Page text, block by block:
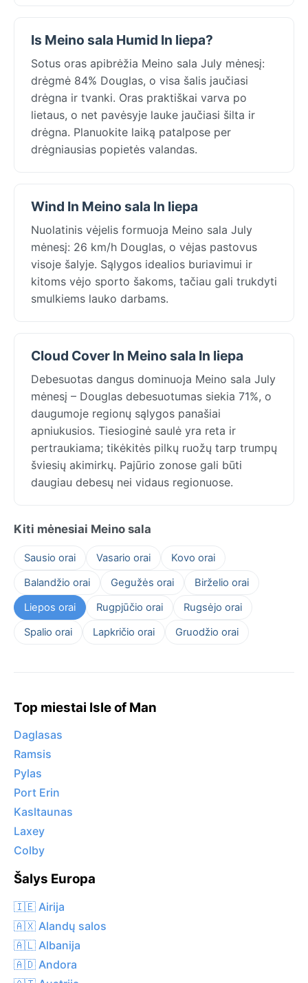
Is Meino sala Humid In liepa?
Sotus oras apibrėžia Meino sala July mėnesį:
drėgmė 84% Douglas, o visa šalis jaučiasi
drėgna ir tvanki. Oras praktiškai varva po
lietaus, o net pavėsyje lauke jaučiasi šilta ir
drėgna. Planuokite laiką patalpose per
drėgniausias popietės valandas.
Wind In Meino sala In liepa
Nuolatinis vėjelis formuoja Meino sala July
mėnesį: 26 km/h Douglas, o vėjas pastovus
visoje šalyje. Sąlygos idealios buriavimui ir
kitoms vėjo sporto šakoms, tačiau gali trukdyti
smulkiems lauko darbams.
Cloud Cover In Meino sala In liepa
Debesuotas dangus dominuoja Meino sala July
mėnesį – Douglas debesuotumas siekia 71%, o
daugumoje regionų sąlygos panašiai
apniukusios. Tiesioginė saulė yra reta ir
pertraukiama; tikėkitės pilkų ruožų tarp trumpų
šviesių akimirkų. Pajūrio zonose gali būti
daugiau debesų nei vidaus regionuose.
Kiti mėnesiai Meino sala
Sausio orai Vasario orai
Kovo orai
Balandžio orai
Gegužės orai
Birželio orai
Liepos orai
Rugpjūčio orai
Rugsėjo orai
Spalio orai
Lapkričio orai Gruodžio orai
Top miestai Isle of Man
Daglasas
Ramsis
Pylas
Port Erin
Kasltaunas
Laxey
Colby
Šalys Europa
🇮🇪 Airija
🇦🇽 Alandų salos
🇦🇱 Albanija
🇦🇩 Andora